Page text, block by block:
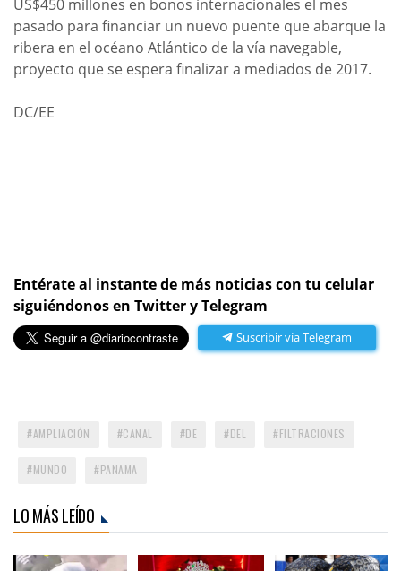
US$450 millones en bonos internacionales el mes
pasado para financiar un nuevo puente que abarque la
ribera en el océano Atlántico de la vía navegable,
proyecto que se espera finalizar a mediados de 2017.
DC/EE
Entérate al instante de más noticias con tu celular
siguiéndonos en Twitter y Telegram
Suscribir vía Telegram
AMPLIACIÓN CANAL DE DEL FILTRACIONES
MUNDO PANAMA
LO MÁS LEÍDO